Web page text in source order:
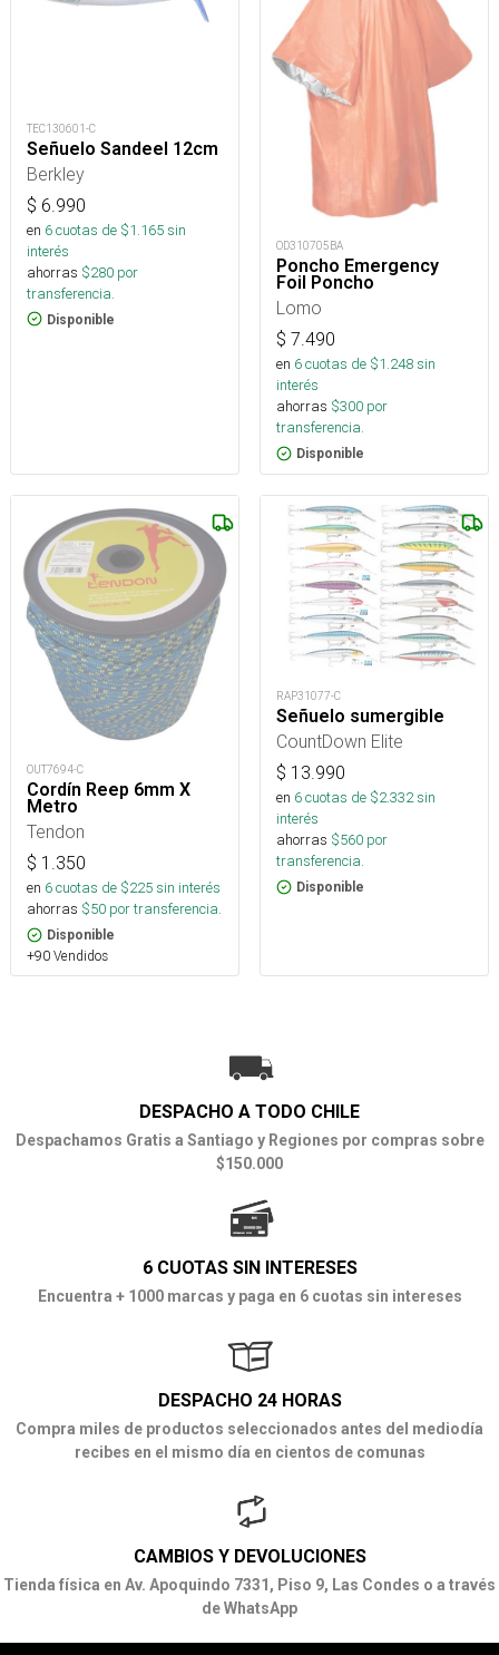
TEC130601-C
Señuelo Sandeel 12cm
Berkley
$ 6.990
en 6cuotas de $1.165sin
interés
ahorras $280 por
transferencia.
Disponible
OD310705BA
Poncho Emergency
Foil Poncho
Lomo
$ 7.490
en 6cuotas de $1.248sin
interés
ahorras $300 por
transferencia.
Disponible
OUT7694-C
Cordín Reep 6mm X
Metro
Tendon
$ 1.350
en 6cuotas de $225sin interés
ahorras $50 por transferencia.
Disponible
+90 Vendidos
RAP31077-C
Señuelo sumergible
CountDown Elite
$ 13.990
en 6cuotas de $2.332sin
interés
ahorras $560 por
transferencia.
Disponible
DESPACHO A TODO CHILE
Despachamos Gratis a Santiago y Regiones por compras sobre
$150.000
6 CUOTAS SIN INTERESES
Encuentra + 1000 marcas y paga en 6 cuotas sin intereses
DESPACHO 24 HORAS
Compra miles de productos seleccionados antes del mediodía
recibes en el mismo día en cientos de comunas
CAMBIOS Y DEVOLUCIONES
Tienda física en Av. Apoquindo 7331, Piso 9, Las Condes o a través
de WhatsApp